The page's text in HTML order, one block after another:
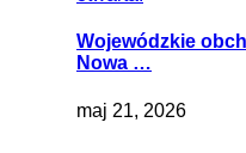
Wojewódzkie
Nowa …
maj 21, 2026